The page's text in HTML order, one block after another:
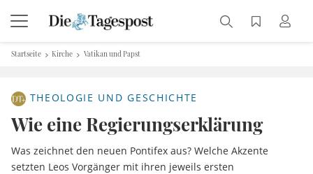
Startseite Kirche Vatikan und Papst
THEOLOGIE UND GESCHICHTE
Wie eine Regierungserklärung
Was zeichnet den neuen Pontifex aus? Welche Akzente
setzten Leos Vorgänger mit ihren jeweils ersten